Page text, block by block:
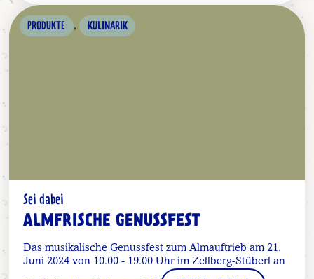
PRODUKTE , KULINARIK
Sei dabei
ALMFRISCHE GENUSSFEST
Das musikalische Genussfest zum Almauftrieb am 21.
Juni 2024 von 10.00 - 19.00 Uhr im Zellberg-Stüberl an